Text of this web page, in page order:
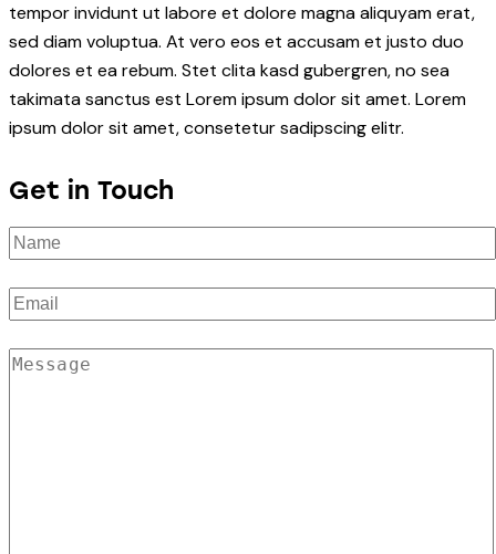
tempor invidunt ut labore et dolore magna aliquyam erat,
sed diam voluptua. At vero eos et accusam et justo duo
dolores et ea rebum. Stet clita kasd gubergren, no sea
takimata sanctus est Lorem ipsum dolor sit amet. Lorem
ipsum dolor sit amet, consetetur sadipscing elitr.
Get in Touch